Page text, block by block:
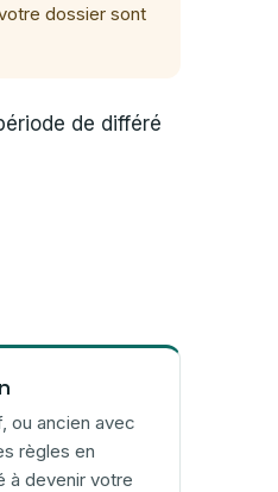
dossier sont
de différé
ou ancien avec
règles en
à devenir votre